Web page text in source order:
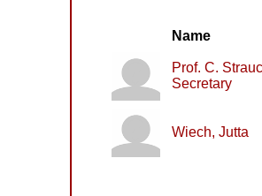
Name
Prof. C.
Secretary
Wiech, Jutta